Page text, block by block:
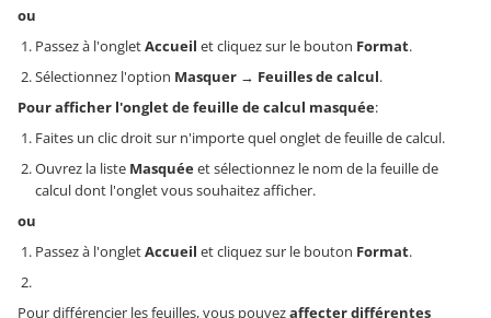
ou
Passez à l'ongletAccueil et cliquez sur le bouton Format.
Sélectionnez l'option Masquer → Feuilles de calcul.
Pour afficher l'onglet de feuille de calcul masquée:
Faites un clic droit sur n'importe quel onglet de feuille de calcul.
Ouvrez la liste Masquéeet sélectionnez le nom de la feuille de
calcul dont l'onglet vous souhaitez afficher.
ou
Passez à l'ongletAccueil et cliquez sur le bouton Format.
Pour différencier les feuilles, vous pouvezaffecter différentes